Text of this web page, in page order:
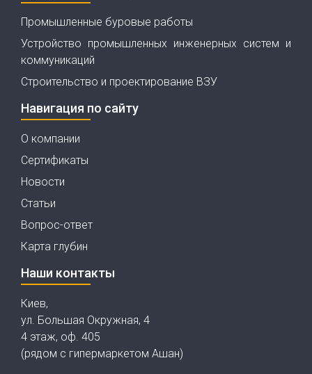
Промышленные буровые работы
Устройство промышленных инженерных систем и
коммуникаций
Строительство и проектирование ВЗУ
Навигация по сайту
О компании
Сертификаты
Новости
Статьи
Вопрос-ответ
Карта глубин
Наши контакты
Киев,
ул. Большая Окружная, 4
4 этаж, оф. 405
(рядом с гипермаркетом Ашан)